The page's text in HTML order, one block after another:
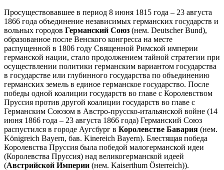
Просуществовавшее в период 8 июня 1815 года – 23 августа
1866 года объединение независимых германских государств и
вольных городов Германский Союз (нем. Deutscher Bund),
образованное после Венского конгресса на месте
распущенной в 1806 году Священной Римской империи
германской нации, стало продолжением тайной стратегии при
осуществлении политики германским вариантом государства
в государстве или глубинного государства по объединению
германских земель в единое германское государство. После
победы одной коалиции государств во главе с Королевством
Пруссия против другой коалиции государств во главе с
Германским Союзом в Австро-прусско-итальянской войне (14
июня 1866 года – 23 августа 1866 года) Германский Союз
распустился в городе Аугсбург в Королевстве Бавария (нем.
Königreich Bayern, бав. Kinereich Bayern). Блестящая победа
Королевства Пруссия была победой малогерманской идеи
(Королевства Пруссия) над великогерманской идеей
(Австрийской Империи (нем. Kaiserthum Österreich)).